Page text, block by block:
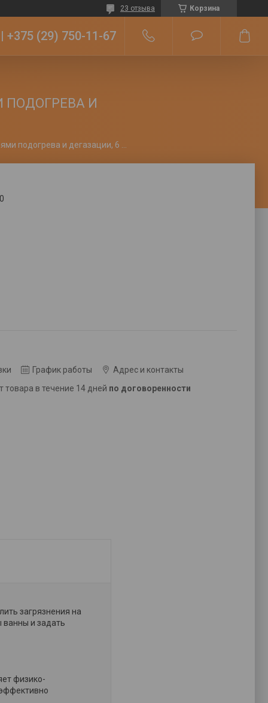
Корзина
23 отзыва
+375 (29) 750-11-67
ПОДОГРЕВА И
График работы
Адрес и контакты
товара в течение 14 дней по договоренности
загрязнения на
ванны и задать
физико-